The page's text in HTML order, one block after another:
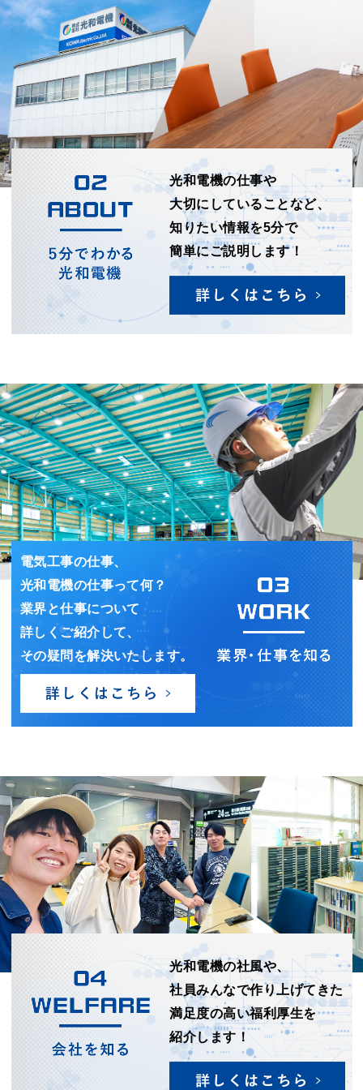
光和電機の仕事や
大切にしていることなど、
知りたい情報を5分で
簡単にご説明します！
電気工事の仕事、
光和電機の仕事って何？
業界と仕事について
詳しくご紹介して、
その疑問を解決いたします。
光和電機の社風や、
社員みんなで作り上げてきた
満足度の高い福利厚生を
紹介します！